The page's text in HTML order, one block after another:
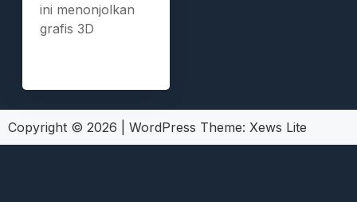
ini menonjolkan
grafis 3D
Copyright © 2026 WordPress Theme: Xews Lite